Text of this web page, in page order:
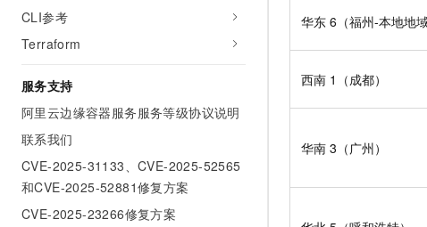
CLI参考
Terraform
服务支持
阿里云边缘容器服务服务等级协议说明
联系我们
CVE-2025-31133、CVE-2025-52565
和CVE-2025-52881修复方案
CVE-2025-23266修复方案
华东 6（福州-本地地域
西南 1（成都）
华南 3（广州）